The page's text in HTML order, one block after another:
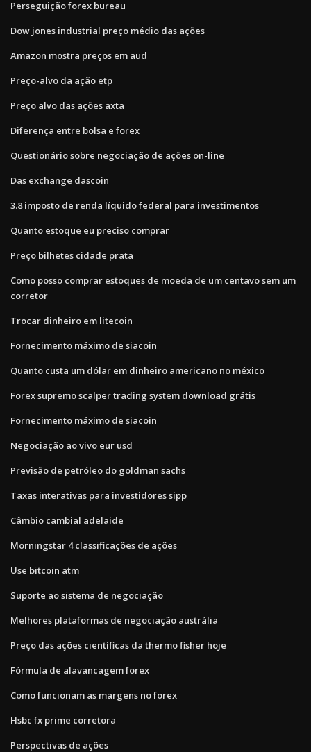
Perseguição forex bureau
Dow jones industrial preço médio das ações
Amazon mostra preços em aud
Preço-alvo da ação etp
Preço alvo das ações axta
Diferença entre bolsa e forex
Questionário sobre negociação de ações on-line
Das exchange dascoin
3.8 imposto de renda líquido federal para investimentos
Quanto estoque eu preciso comprar
Preço bilhetes cidade prata
Como posso comprar estoques de moeda de um centavo sem um
corretor
Trocar dinheiro em litecoin
Fornecimento máximo de siacoin
Quanto custa um dólar em dinheiro americano no méxico
Forex supremo scalper trading system download grátis
Fornecimento máximo de siacoin
Negociação ao vivo eur usd
Previsão de petróleo do goldman sachs
Taxas interativas para investidores sipp
Câmbio cambial adelaide
Morningstar 4 classificações de ações
Use bitcoin atm
Suporte ao sistema de negociação
Melhores plataformas de negociação austrália
Preço das ações científicas da thermo fisher hoje
Fórmula de alavancagem forex
Como funcionam as margens no forex
Hsbc fx prime corretora
Perspectivas de ações